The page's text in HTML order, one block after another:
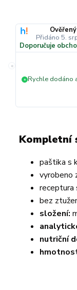
«
Přidáno 5.
Doporučuje
+ Rychle dodáno
Kompletní
paštika s
vyrobeno
receptura
bez
složení:
nutriční